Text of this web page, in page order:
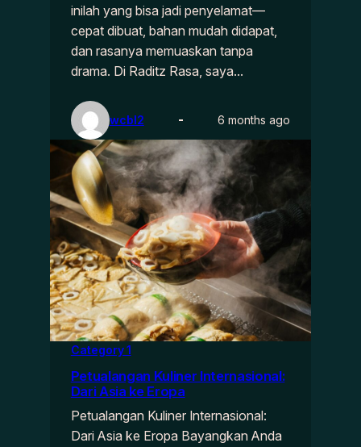
inilah yang bisa jadi penyelamat—
cepat dibuat, bahan mudah didapat,
dan rasanya memuaskan tanpa
drama. Di Raditz Rasa, saya…
wcbl2 6 months ago
Category 1
Petualangan Kuliner Internasional:
Dari Asia ke Eropa
Petualangan Kuliner Internasional:
Dari Asia ke Eropa Bayangkan Anda